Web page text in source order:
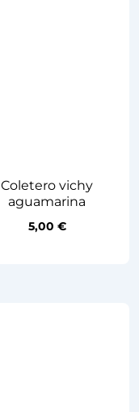
Coletero vichy
aguamarina
5,00 €